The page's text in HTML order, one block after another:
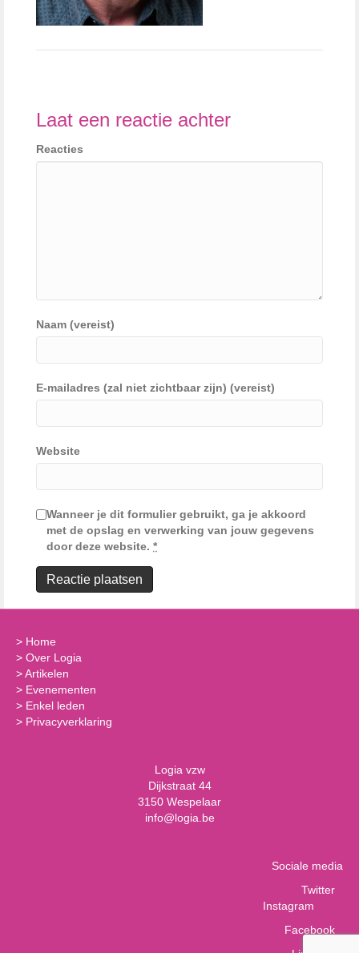
Laat een reactie achter
Reacties
Naam (vereist)
E-mailadres (zal niet zichtbaar zijn) (vereist)
Website
Wanneer je dit formulier gebruikt, ga je akkoord
met de opslag en verwerking van jouw gegevens
door deze website. *
> Home
> Over Logia
>Artikelen
> Evenementen
> Enkel leden
> Privacyverklaring
Logia vzw
Dijkstraat 44
3150 Wespelaar
info@logia.be
Sociale media
Twitter
Instagram
Facebook